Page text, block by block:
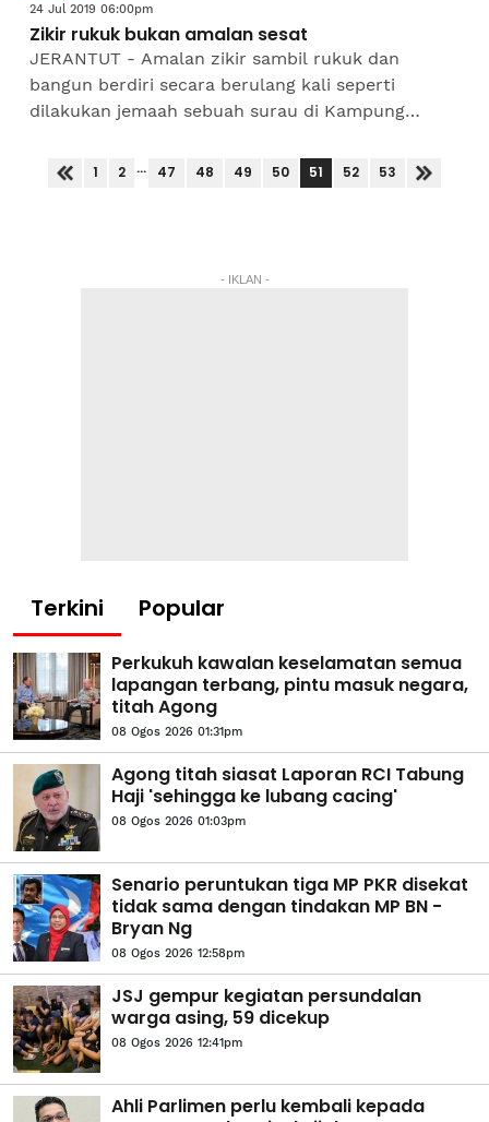
24 Jul 2019 06:00pm
Zikir rukuk bukan amalan sesat
JERANTUT - Amalan zikir sambil rukuk dan
bangun berdiri secara berulang kali seperti
dilakukan jemaah sebuah surau di Kampung
dengan akidah serta...
1 2 ... 47 48 49 50 51 52 53
- IKLAN -
Terkini Popular
Perkukuh kawalan keselamatan semua
lapangan terbang, pintu masuk negara,
titah Agong
08 Ogos 2026 01:31pm
Agong titah siasat Laporan RCI Tabung
Haji 'sehingga ke lubang cacing'
08 Ogos 2026 01:03pm
Senario peruntukan tiga MP PKR disekat
tidak sama dengan tindakan MP BN -
Bryan Ng
08 Ogos 2026 12:58pm
JSJ gempur kegiatan persundalan
warga asing, 59 dicekup
08 Ogos 2026 12:41pm
Ahli Parlimen perlu kembali kepada